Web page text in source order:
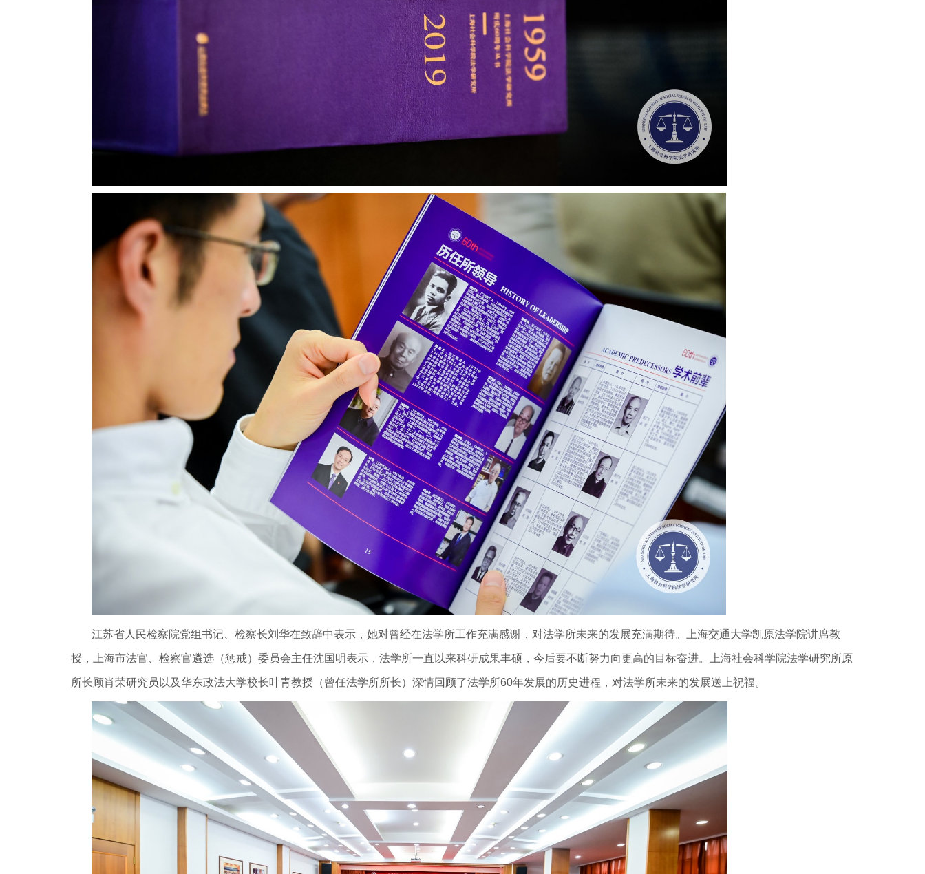
江苏省人民检察院党组书记、检察长刘华在致辞中表示，她对曾经在法学所工作充满感谢，对法学所未来的发展充满期待。上海交通大学凯原法学院讲席教
授，上海市法官、检察官遴选（惩戒）委员会主任沈国明表示，法学所一直以来科研成果丰硕，今后要不断努力向更高的目标奋进。上海社会科学院法学研究所原
所长顾肖荣研究员以及华东政法大学校长叶青教授（曾任法学所所长）深情回顾了法学所60年发展的历史进程，对法学所未来的发展送上祝福。